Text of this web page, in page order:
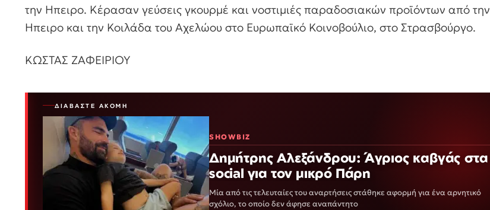
την Ηπειρο. Κέρασαν γεύσεις γκουρμέ και νοστιμιές παραδοσιακών προϊόντων από την
Ηπειρο και την Κοιλάδα του Αχελώου στο Ευρωπαϊκό Κοινοβούλιο, στο Στρασβούργο.
ΚΩΣΤΑΣ ΖΑΦΕΙΡΙΟΥ
ΔΙΑΒΆΣΤΕ ΑΚΌΜΗ
SHOWBIZ
Δημήτρης Αλεξάνδρου: Άγριος καβγάς στα
social για τον μικρό Πάρη
Mία από τις τελευταίες του αναρτήσεις στάθηκε αφορμή για ένα αρνητικό
σχόλιο, το οποίο δεν άφησε αναπάντητο